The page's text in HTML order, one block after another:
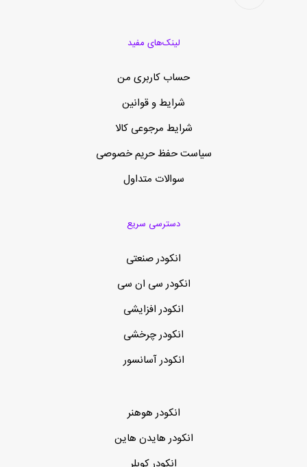
لینک‌های مفید
حساب کاربری من
شرایط و قوانین
شرایط مرجوعی کالا
سیاست حفظ حریم خصوصی
سوالات متداول
دسترسی سریع
انکودر صنعتی
انکودر سی ان سی
انکودر افزایشی
انکودر چرخشی
انکودر آسانسور
انکودر هوهنر
انکودر هایدن هاین